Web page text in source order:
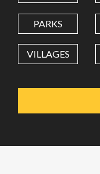
LONGITUDE
Value in decimal
PARKS
VILLAGES